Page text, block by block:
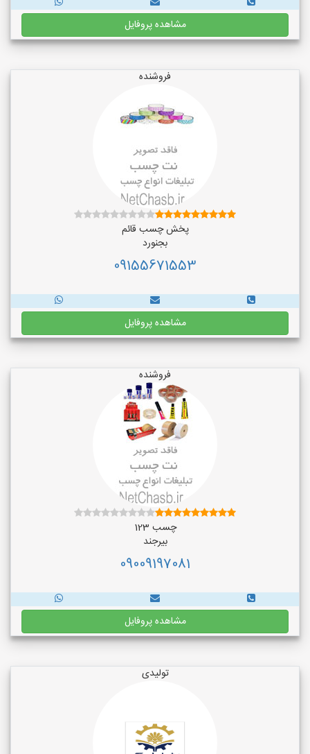
مشاهده پروفایل
فروشنده
پخش چسب قائم
بجنورد
09155671553
مشاهده پروفایل
فروشنده
چسب 123
بیرجند
09009197081
مشاهده پروفایل
تولیدی